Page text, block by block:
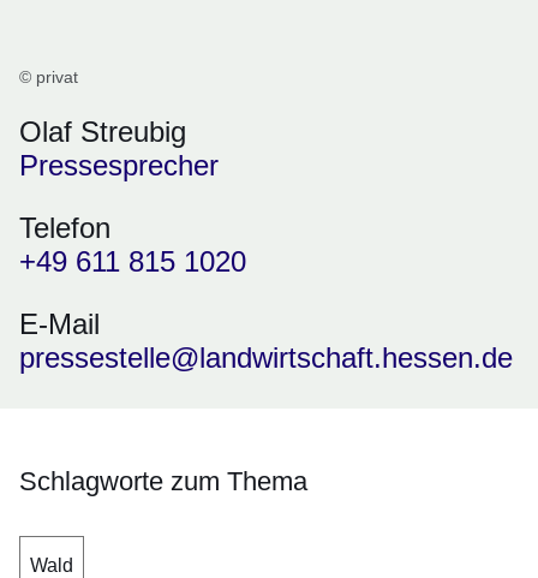
© privat
Olaf Streubig
Pressesprecher
Telefon
+49 611 815 1020
E-Mail
pressestelle@landwirtschaft.hessen.de
Schlagworte zum Thema
Wald